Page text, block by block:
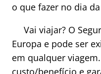
o que fazer no dia
Vai viajar? O
Europa e pode ser
em qualquer viagem.